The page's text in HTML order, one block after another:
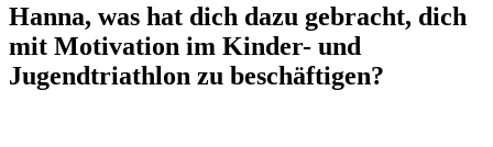
Hanna, was hat dich dazu gebracht, dich
mit Motivation im Kinder- und
Jugendtriathlon zu beschäftigen?